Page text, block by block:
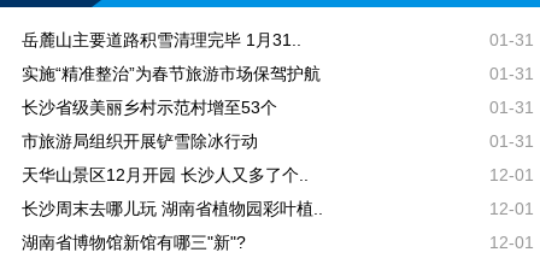
岳麓山主要道路积雪清理完毕 1月31..
01-31
实施“精准整治”为春节旅游市场保驾护航
01-31
长沙省级美丽乡村示范村增至53个
01-31
市旅游局组织开展铲雪除冰行动
01-31
天华山景区12月开园 长沙人又多了个..
12-01
长沙周末去哪儿玩 湖南省植物园彩叶植..
12-01
湖南省博物馆新馆有哪三"新"?
12-01